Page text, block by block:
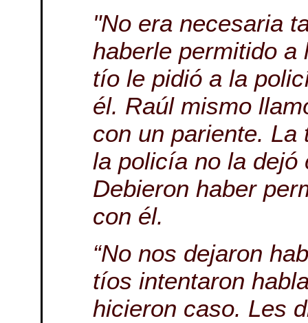
"No era necesaria
haberle permitido a
tío le pidió a la
él. Raúl mismo
con un pariente. La
la policía no la dejó
Debieron haber
con él.
“No nos dejaron
tíos intentaron
hicieron caso. Les